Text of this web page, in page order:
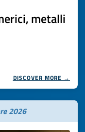
metalli
DISCOVER MORE →
2026